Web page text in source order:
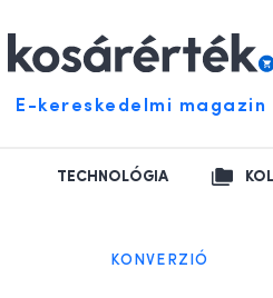
E-kereskedelmi magazin
TECHNOLÓGIA
KONVERZIÓ